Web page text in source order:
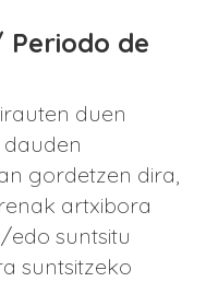
de
duen
gordetzen dira,
artxibora
edo suntsitu
suntsitzeko